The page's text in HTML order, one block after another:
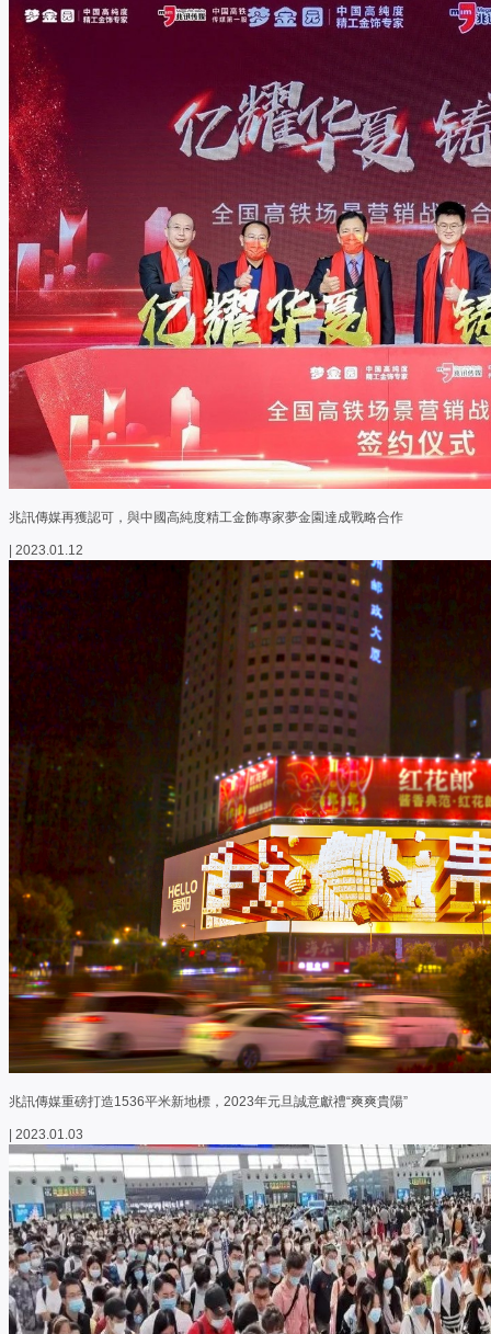
兆訊傳媒再獲認可，與中國高純度精工金飾專家夢金園達成戰略合作
| 2023.01.12
兆訊傳媒重磅打造1536平米新地標，2023年元旦誠意獻禮“爽爽貴陽”
| 2023.01.03